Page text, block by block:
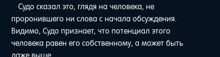
Судо сказал это, глядя на человека, не
проронившего ни слова с начала обсуждения.
Видимо, Судо признает, что потенциал этого
человека равен его собственному, а может быть